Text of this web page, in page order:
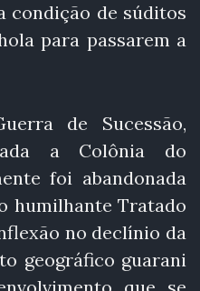
condição de súditos
para passarem a
de Sucessão,
a Colônia do
foi abandonada
humilhante Tratado
no declínio da
geográfico guarani